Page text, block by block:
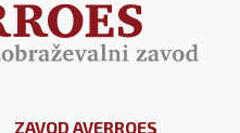
ZAVOD AVERROES